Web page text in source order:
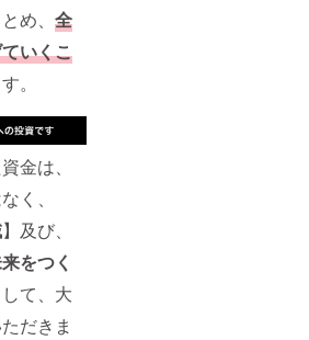
め、 全
いくこ
。
金は、
く、
】及び、
をつく
て、大
だきま